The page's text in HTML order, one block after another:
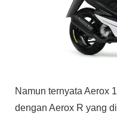
Namun ternyata Aerox
dengan Aerox R yang